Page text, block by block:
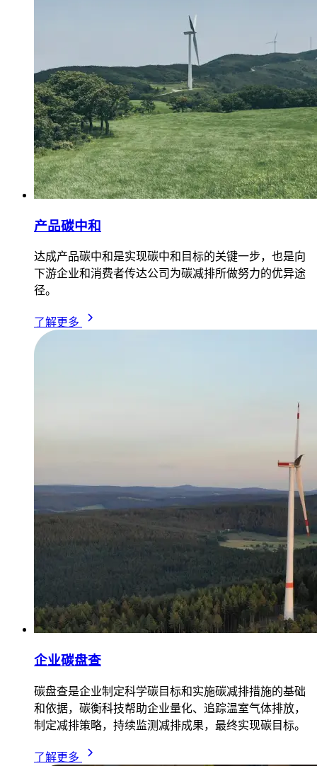
产品碳中和
达成产品碳中和是实现碳中和目标的关键一步，也是向
下游企业和消费者传达公司为碳减排所做努力的优异途
径。
了解更多
企业碳盘查
碳盘查是企业制定科学碳目标和实施碳减排措施的基础
和依据，碳衡科技帮助企业量化、追踪温室气体排放，
制定减排策略，持续监测减排成果，最终实现碳目标。
了解更多